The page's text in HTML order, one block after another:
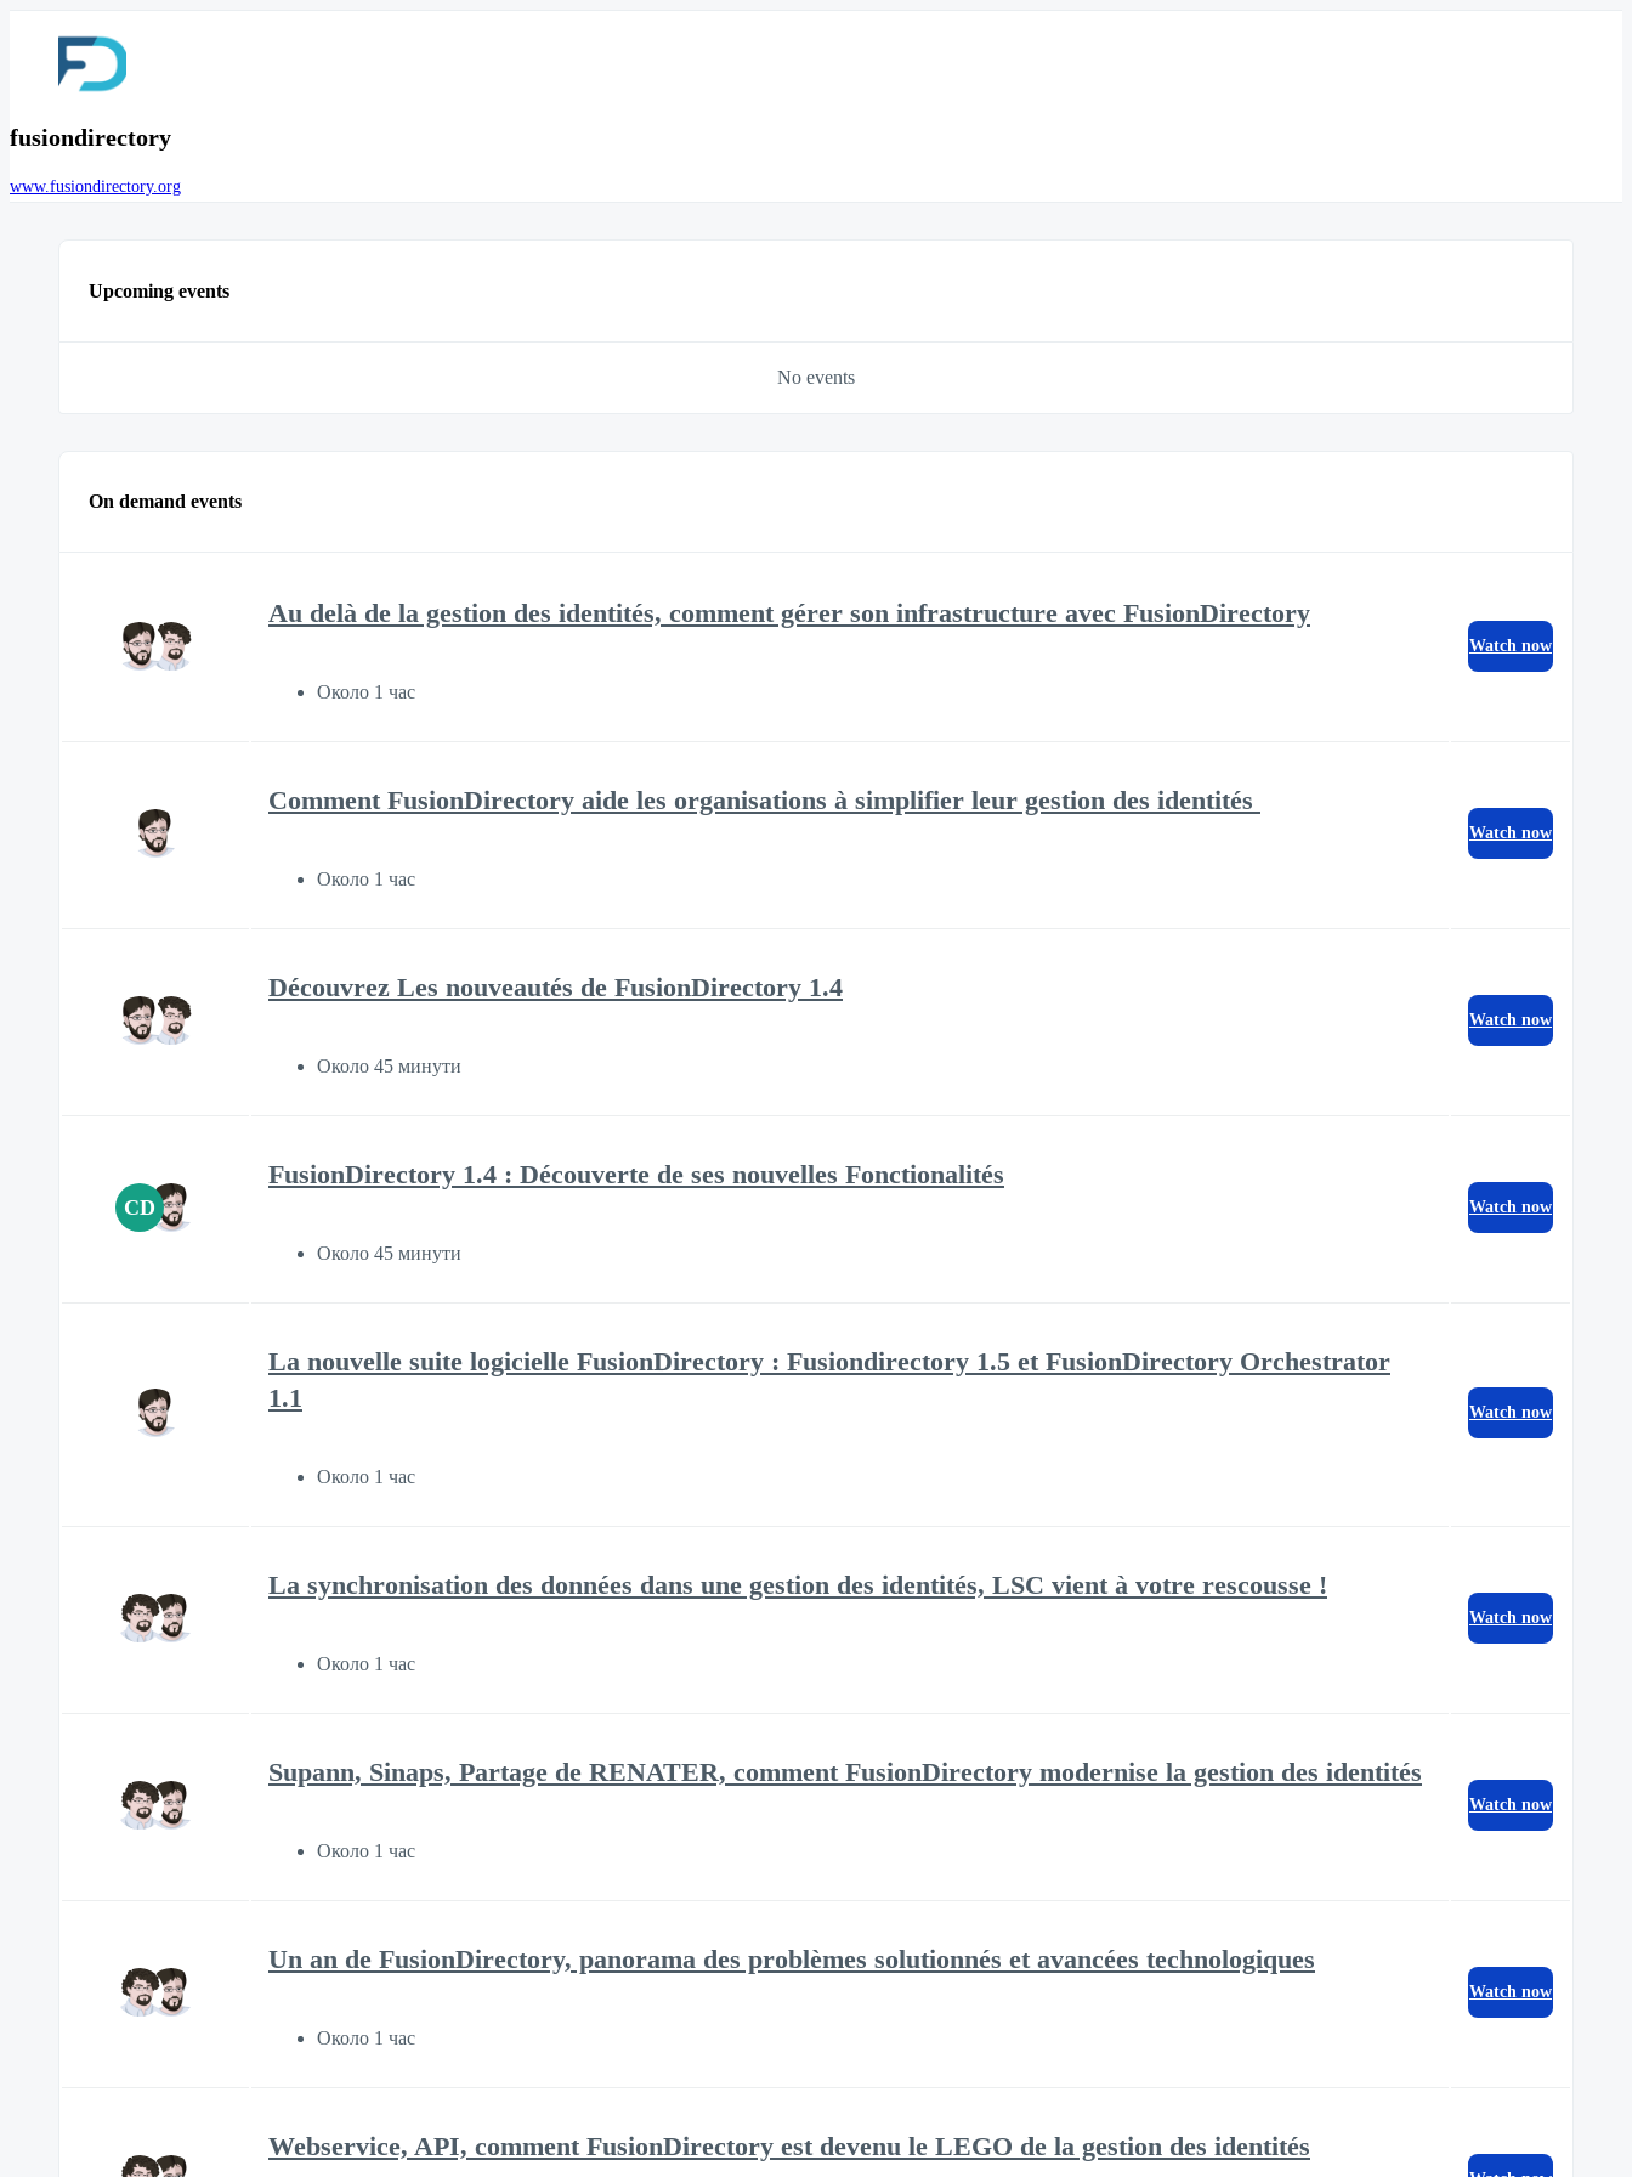
fusiondirectory
www.fusiondirectory.org
Upcoming events
No events
On demand events
Au delà de la gestion des identités, comment gérer son infrastructure avec FusionDirectory
Около 1 час
Watch now
Comment FusionDirectory aide les organisations à simplifier leur gestion des identités
Около 1 час
Watch now
Découvrez Les nouveautés de FusionDirectory 1.4
Около 45 минути
Watch now
CD
FusionDirectory 1.4 : Découverte de ses nouvelles Fonctionalités
Около 45 минути
Watch now
La nouvelle suite logicielle FusionDirectory : Fusiondirectory 1.5 et FusionDirectory Orchestrator
1.1
Около 1 час
Watch now
La synchronisation des données dans une gestion des identités, LSC vient à votre rescousse !
Около 1 час
Watch now
Supann, Sinaps, Partage de RENATER, comment FusionDirectory modernise la gestion des identités
Около 1 час
Watch now
Un an de FusionDirectory, panorama des problèmes solutionnés et avancées technologiques
Около 1 час
Watch now
Webservice, API, comment FusionDirectory est devenu le LEGO de la gestion des identités